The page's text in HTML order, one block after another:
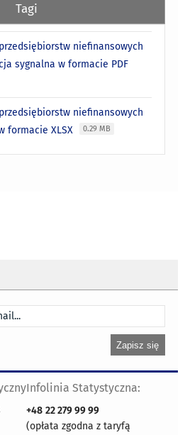
Tagi
niefinansowych
sygnalna w formacie PDF
niefinansowych
formacie XLSX
0.29 MB
Infolinia Statystyczna:
+48 22 279 99 99
(opłata zgodna z taryfą